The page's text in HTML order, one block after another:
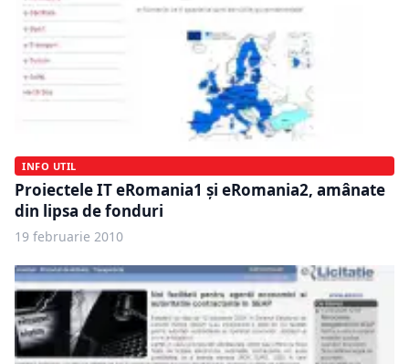
INFO UTIL
Proiectele IT eRomania1 şi eRomania2, amânate
din lipsa de fonduri
19 februarie 2010